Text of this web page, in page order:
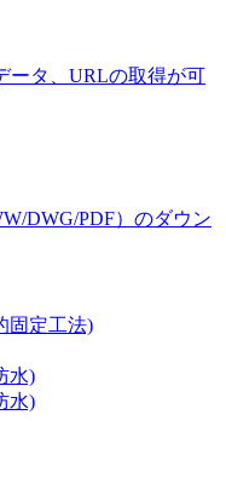
ータ、URLの取得が可
DWG/PDF）のダウン
固定工法)
水)
水)